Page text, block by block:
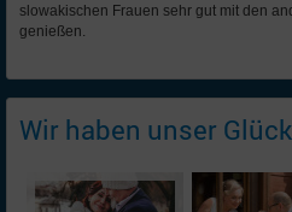
slowakischen Frauen sehr gut mit den
genießen.
Wir haben unser